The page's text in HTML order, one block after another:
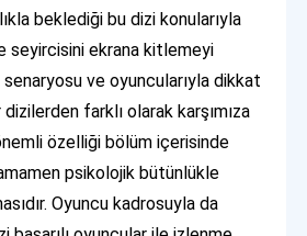
beklediği bu dizi konularıyla
seyircisini ekrana kitlemeyi
senaryosu ve oyuncularıyla dikkat
farklı olarak karşımıza
özelliği bölüm içerisinde
psikolojik bütünlükle
Oyuncu kadrosuyla da